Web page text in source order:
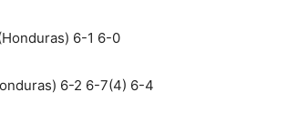
6-1 6-0
6-2 6-7(4) 6-4